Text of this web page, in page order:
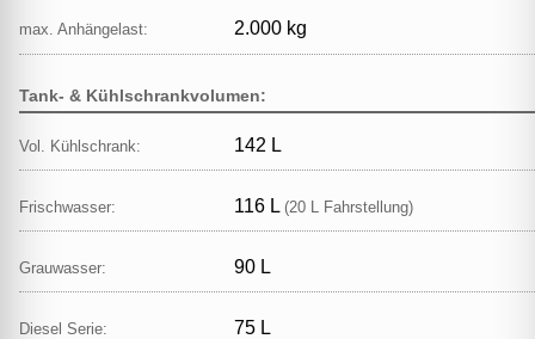
max. Anhängelast: 2.000 kg
Tank- & Kühlschrankvolumen:
Vol. Kühlschrank: 142 L
Frischwasser: 116 L (20 L Fahrstellung)
Grauwasser: 90 L
Diesel Serie: 75 L